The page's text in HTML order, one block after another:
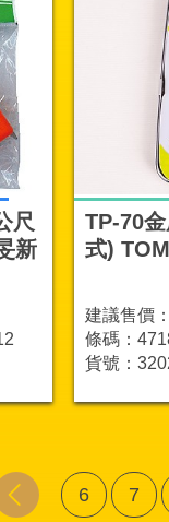
尺
新
TP-70
式)
建議售價：
條碼：
貨號：
6 7